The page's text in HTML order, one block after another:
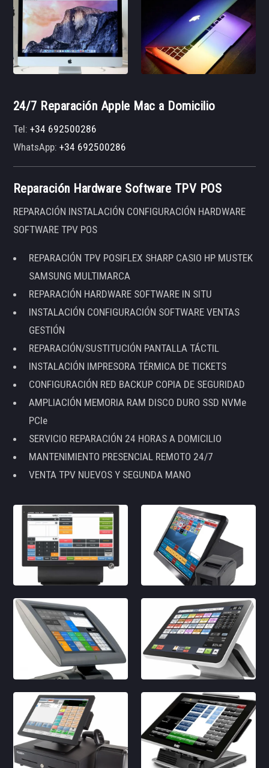
24/7 Reparación Apple Mac a Domicilio
Tel:+34 692500286
WhatsApp:+34 692500286
Reparación Hardware Software TPV POS
REPARACIÓN INSTALACIÓN CONFIGURACIÓN HARDWARE
SOFTWARE TPV POS
REPARACIÓN TPV POSIFLEX SHARP CASIO HP MUSTEK
SAMSUNG MULTIMARCA
REPARACIÓN HARDWARE SOFTWARE IN SITU
INSTALACIÓN CONFIGURACIÓN SOFTWARE VENTAS
GESTIÓN
REPARACIÓN/SUSTITUCIÓN PANTALLA TÁCTIL
INSTALACIÓN IMPRESORA TÉRMICA DE TICKETS
CONFIGURACIÓN RED BACKUP COPIA DE SEGURIDAD
AMPLIACIÓN MEMORIA RAM DISCO DURO SSD NVMe
PCIe
SERVICIO REPARACIÓN 24 HORAS A DOMICILIO
MANTENIMIENTO PRESENCIAL REMOTO 24/7
VENTA TPV NUEVOS Y SEGUNDA MANO